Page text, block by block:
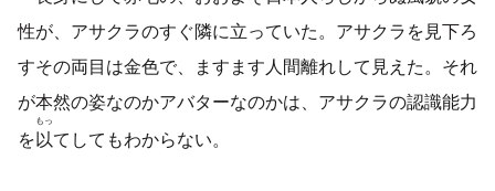
性が、アサクラのすぐ隣に立っていた。アサクラを見下ろ
すその両目は金色で、ますます人間離れして見えた。それ
が本然の姿なのかアバターなのかは、アサクラの認識能力
を以
もっ
てしてもわからない。